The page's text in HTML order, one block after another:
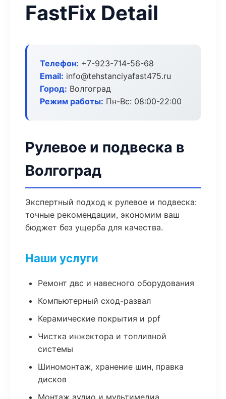
FastFix Detail
Телефон: +7-923-714-56-68
Email: info@tehstanciyafast475.ru
Город: Волгоград
Режим работы: Пн-Вс: 08:00-22:00
Рулевое и подвеска в
Волгоград
Экспертный подход к рулевое и подвеска:
точные рекомендации, экономим ваш
бюджет без ущерба для качества.
Наши услуги
Ремонт двс и навесного оборудования
Компьютерный сход-развал
Керамические покрытия и ppf
Чистка инжектора и топливной
системы
Шиномонтаж, хранение шин, правка
дисков
Монтаж аудио и мультимедиа